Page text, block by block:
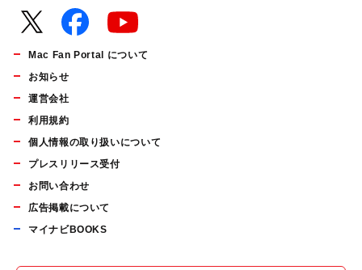
Mac Fan Portal について
お知らせ
運営会社
利用規約
個人情報の取り扱いについて
プレスリリース受付
お問い合わせ
広告掲載について
マイナビBOOKS